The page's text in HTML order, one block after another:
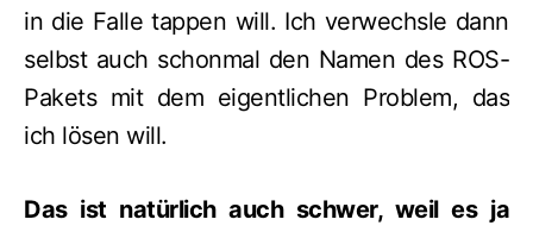
in die Falle tappen will. Ich verwechsle dann
selbst auch schonmal den Namen des ROS-
Pakets mit dem eigentlichen Problem, das
ich lösen will.
Das ist natürlich auch schwer, weil es ja